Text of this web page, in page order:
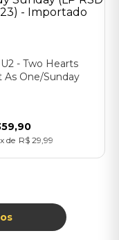
- Two Hearts
As One/Sunday
,90
R$ 29 99